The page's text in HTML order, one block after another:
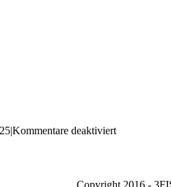
|Kommentare deaktiviertfür
Copyright 2016 -